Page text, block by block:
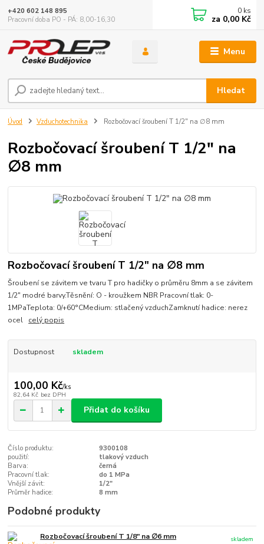
Menu
Hledat
+420 602 148 895
Pracovní doba PO - PÁ: 8,00-16,30
0 ks
za 0,00 Kč
Úvod Vzduchotechnika Rozbočovací šroubení T 1/2" na ∅8 mm
Rozbočovací šroubení T 1/2" na
∅8 mm
Rozbočovací šroubení T 1/2" na ∅8 mm
Šroubení se závitem ve tvaru T pro hadičky o průměru 8mm a se závitem
1/2" modré barvy.Těsnění: O - kroužkem NBR Pracovní tlak: 0-
1MPaTeplota: 0/+60°CMedium: stlačený vzduchZamknutí hadice: nerez
ocel celý popis
Dostupnost skladem
100,00 Kč/ks
82,64 Kč bez DPH
Přidat do košíku
Číslo produktu:
9300108
použití:
tlakový vzduch
Barva:
černá
Pracovní tlak:
do 1 MPa
Vnější závit:
1/2"
Průměr hadice:
8 mm
Podobné produkty
Rozbočovací šroubení T 1/8" na ∅6 mm
skladem